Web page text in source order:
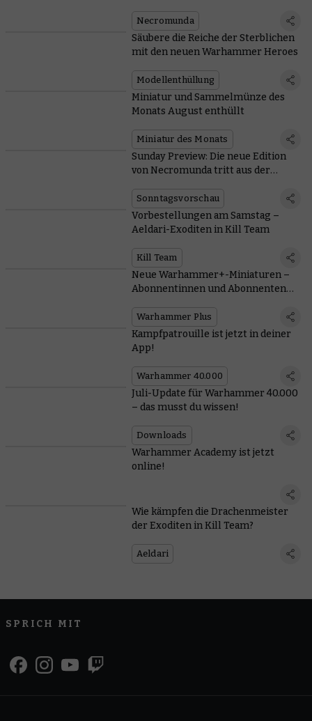
Necromunda
Säubere die Reiche der Sterblichen
mit den neuen Warhammer Heroes
Modellenthüllung
Miniatur und Sammelmünze des
Monats August enthüllt
Miniatur des Monats
Sunday Preview: Die neue Edition
von Necromunda tritt aus der
Sonntagsvorschau
Vorbestellungen am Samstag –
Aeldari-Exoditen in Kill Team
Kill Team
Neue Warhammer+-Miniaturen –
Abonnentinnen und Abonnenten
Warhammer Plus
Kampfpatrouille ist jetzt in deiner
App!
Warhammer 40.000
Juli-Update für Warhammer 40.000
– das musst du wissen!
Downloads
Warhammer Academy ist jetzt
online!
Wie kämpfen die Drachenmeister
der Exoditen in Kill Team?
Aeldari
SPRICH MIT